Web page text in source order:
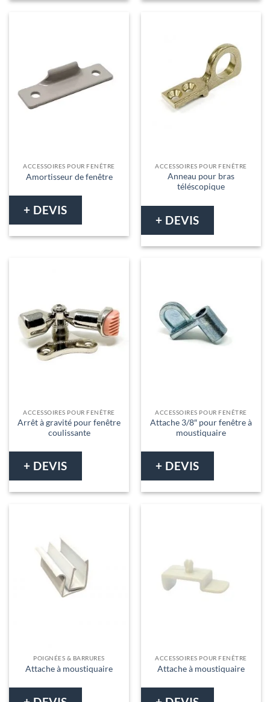
ACCESSOIRES POUR FENÊTRE
Amortisseur de fenêtre
+ DEVIS
ACCESSOIRES POUR FENÊTRE
Anneau pour bras
téléscopique
+ DEVIS
ACCESSOIRES POUR FENÊTRE
Arrêt à gravité pour fenêtre
coulissante
+ DEVIS
ACCESSOIRES POUR FENÊTRE
Attache 3/8″ pour fenêtre à
moustiquaire
+ DEVIS
POIGNÉES & BARRURES
Attache à moustiquaire
ACCESSOIRES POUR FENÊTRE
Attache à moustiquaire